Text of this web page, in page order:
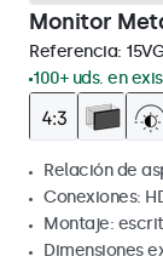
Monitor
Referencia:
100+ uds. en
Relación de
Conexiones:
Montaje:
Dimensiones